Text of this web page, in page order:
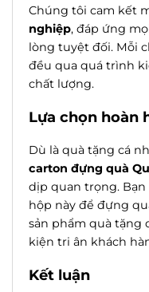
Chúng tôi cam kết
nghiệp, đáp ứng
lòng tuyệt đối. Mỗi
đều qua quá trình
chất lượng.
Lựa chọn hoàn
Dù là quà tặng cá
carton đựng quà
dịp quan trọng.
hộp này để đựng
sản phẩm quà tặng
kiện tri ân khách
Kết luận